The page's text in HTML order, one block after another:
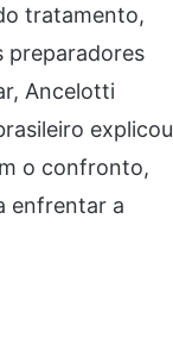
tratamento,
preparadores
Ancelotti
explicou
o confronto,
enfrentar a